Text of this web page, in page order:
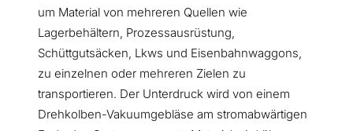
um Material von mehreren Quellen wie
Lagerbehältern, Prozessausrüstung,
Schüttgutsäcken, Lkws und Eisenbahnwaggons,
zu einzelnen oder mehreren Zielen zu
transportieren. Der Unterdruck wird von einem
Drehkolben-Vakuumgebläse am stromabwärtigen